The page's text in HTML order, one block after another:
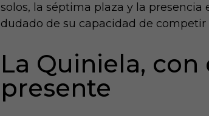
solos, la séptima plaza y la
dudado de su capacidad de
La Quiniela,
presente